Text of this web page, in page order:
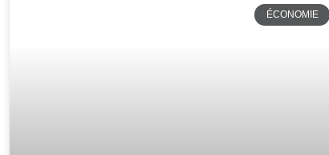
ÉCONOMIE